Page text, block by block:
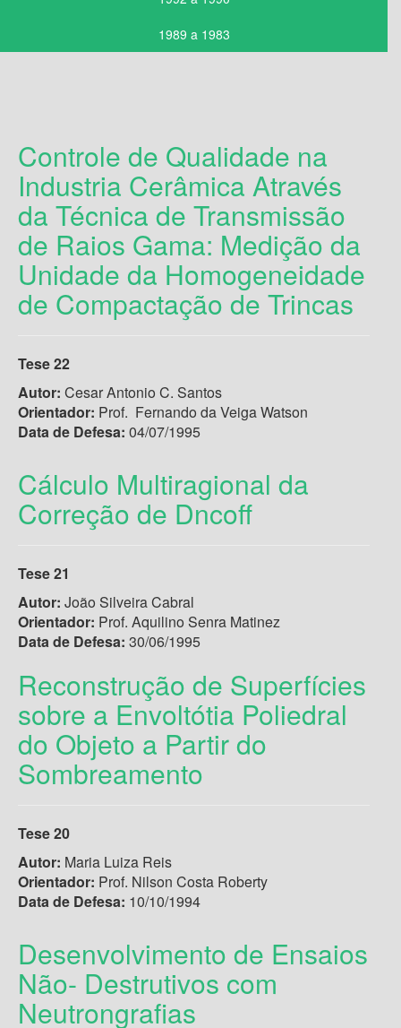
1989 a 1983
Controle de Qualidade na
Industria Cerâmica Através
da Técnica de Transmissão
de Raios Gama: Medição da
Unidade da Homogeneidade
de Compactação de Trincas
Tese 22
Autor: Cesar Antonio C. Santos
Orientador: Prof. Fernando da Veiga Watson
Data de Defesa: 04/07/1995
Cálculo Multiragional da
Correção de Dncoff
Tese 21
Autor: João Silveira Cabral
Orientador: Prof. Aquilino Senra Matinez
Data de Defesa: 30/06/1995
Reconstrução de Superfícies
sobre a Envoltótia Poliedral
do Objeto a Partir do
Sombreamento
Tese 20
Autor: Maria Luiza Reis
Orientador: Prof. Nilson Costa Roberty
Data de Defesa: 10/10/1994
Desenvolvimento de Ensaios
Não- Destrutivos com
Neutrongrafias